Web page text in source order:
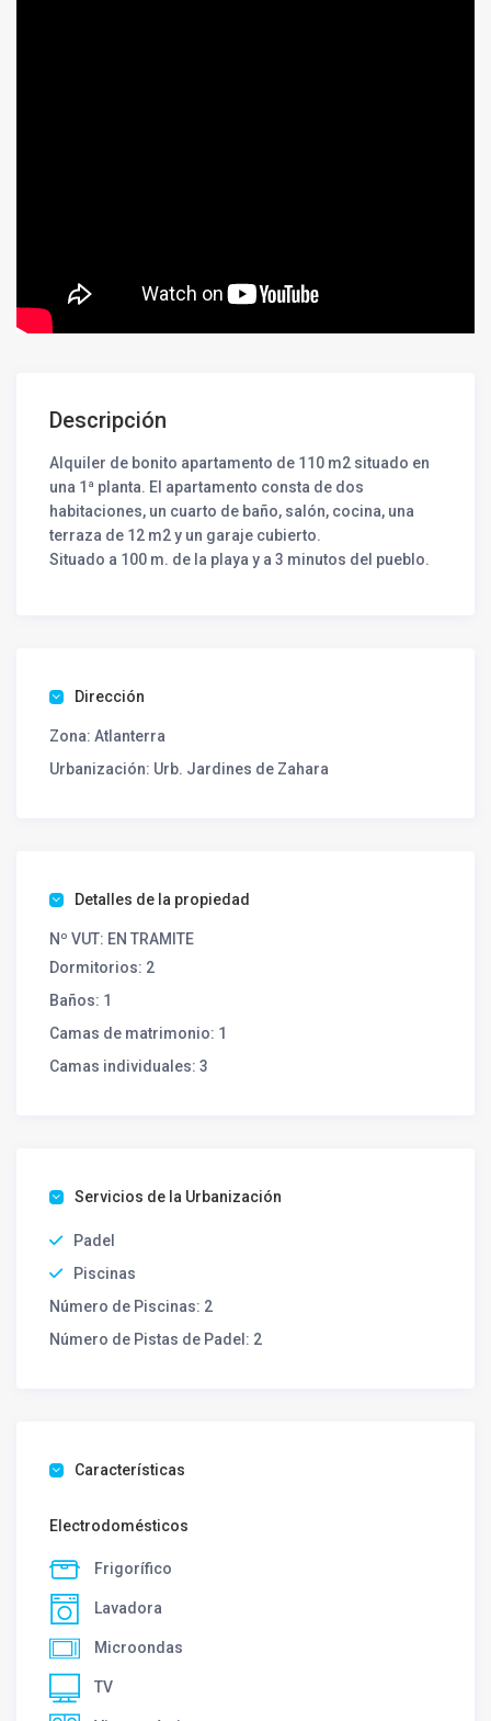
Descripción
Alquiler de bonito apartamento de 110 m2 situado en
una 1ª planta. El apartamento consta de dos
habitaciones, un cuarto de baño, salón, cocina, una
terraza de 12 m2 y un garaje cubierto.
Situado a 100 m. de la playa y a 3 minutos del pueblo.
Dirección
Zona: Atlanterra
Urbanización: Urb. Jardines de Zahara
Detalles de la propiedad
Nº VUT: EN TRAMITE
Dormitorios: 2
Baños: 1
Camas de matrimonio: 1
Camas individuales: 3
Servicios de la Urbanización
Padel
Piscinas
Número de Piscinas: 2
Número de Pistas de Padel: 2
Características
Electrodomésticos
Frigorífico
Lavadora
Microondas
TV